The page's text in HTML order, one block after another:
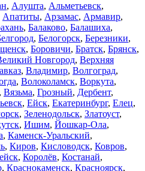
, Алушта, Альметьевск,
Апатиты, Арзамас, Армавир,
, Балаково, Балашиха,
, Белогорск, Березники,
, Боровичи, Братск, Брянск,
Новгород, Верхняя
, Владимир, Волгоград,
, Волоколамск, Воркута,
Вязьма, Грозный, Дербент,
, Ейск, Екатеринбург, Елец,
, Зеленодольск, Златоуст,
, Ишим, Йошкар-Ола,
, Каменск-Уральский,
, Киров, Кисловодск, Ковров,
, Королёв, Костанай,
, Краснокаменск, Красноярск,